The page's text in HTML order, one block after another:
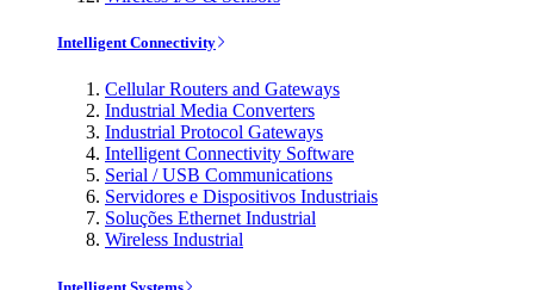
Intelligent Connectivity
Cellular Routers and Gateways
Industrial Media Converters
Industrial Protocol Gateways
Intelligent Connectivity Software
Serial / USB Communications
Servidores e Dispositivos Industriais
Soluções Ethernet Industrial
Wireless Industrial